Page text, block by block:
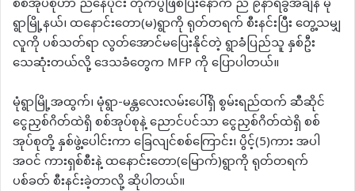
ရွာမြို့နယ်၊ ထနောင်းတော(မ)ရွာကို ရုတ်တရက် စီးနင်းပြီး တွေ့သမျှ
လူကို ပစ်သတ်ရာ လွတ်အောင်မပြေးနိုင်တဲ့ ရွာခံပြည်သူ နှစ်ဦး
သေဆုံးတယ်လို့ ဒေသခံတွေက MFP ကို ပြောပါတယ်။
မုံရွာမြို့အထွက်၊ မုံရွာ-မန္တလေးလမ်းပေါ်ရှိ စွမ်းရည်ထက် ဆီဆိုင်
ငွေညှစ်ဂိတ်ထဲရှိ စစ်အုပ်စုနဲ့ ညောင်ပင်သာ ငွေညှစ်ဂိတ်ထဲရှိ စစ်
အုပ်စုတို့ နှစ်ဖွဲ့ပေါင်းကာ ခြေလျင်စစ်ကြောင်း၊ ပွိင့်(5)ကား အပါ
အ၀င် ကားရှစ်စီးနဲ့ ထနောင်းတော(မြောက်)ရွာကို ရုတ်တရက်
ပစ်ခတ် စီးနင်းခဲ့တာလို့ ဆိုပါတယ်။